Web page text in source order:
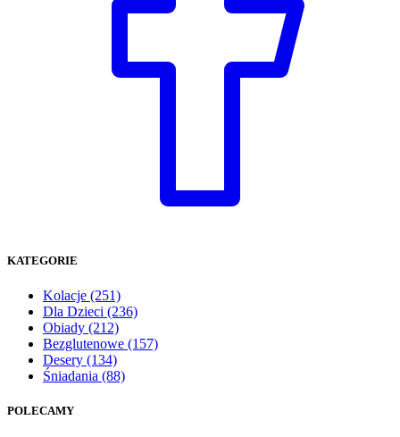
KATEGORIE
Kolacje (251)
Dla Dzieci (236)
Obiady (212)
Bezglutenowe (157)
Desery (134)
Śniadania (88)
POLECAMY